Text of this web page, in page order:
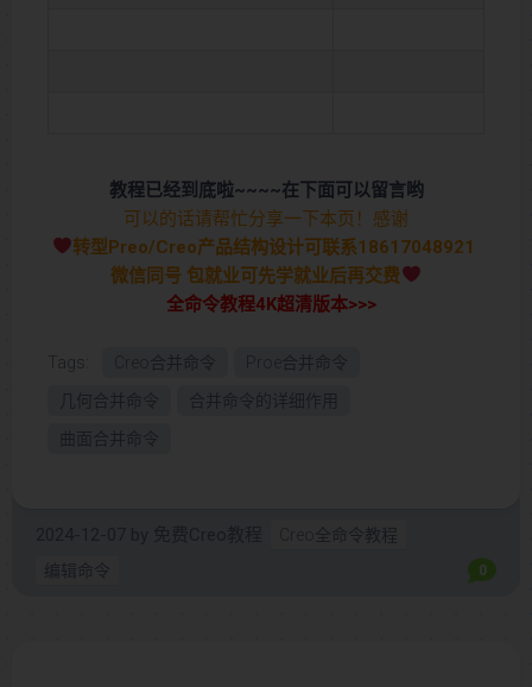
教程已经到底啦~~~~在下面可以留言哟
可以的话请帮忙分享一下本页！感谢
转型Preo/Creo产品结构设计可联系18617048921
微信同号 包就业可先学就业后再交费
全命令教程4K超清版本>>>
Tags:
Creo全命令教程
编辑命令
0